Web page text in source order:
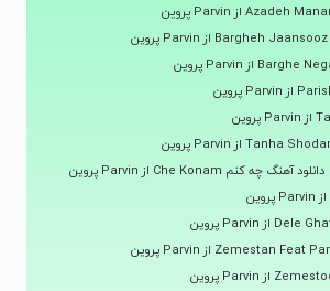
دانلود آهنگ چه کنم Che Konam از Parvin پروین